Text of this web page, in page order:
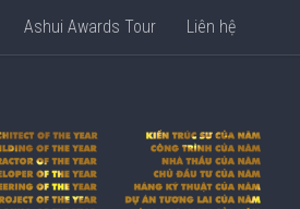
Ashui Awards Tour Liên hệ